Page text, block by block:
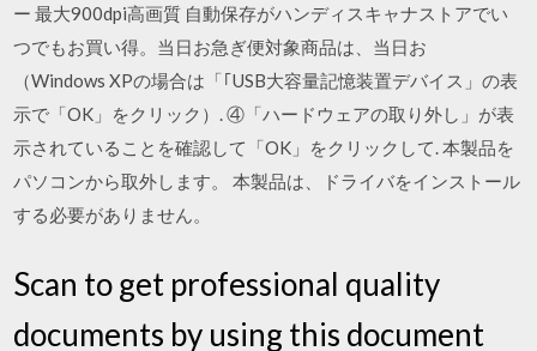
ー 最大900dpi高画質 自動保存がハンディスキャナストアでい
つでもお買い得。当日お急ぎ便対象商品は、当日お
（Windows XPの場合は「｢USB大容量記憶装置デバイス」の表
示で「OK」をクリック）. ④「ハードウェアの取り外し」が表
示されていることを確認して「OK」をクリックして. 本製品を
パソコンから取外します。 本製品は、ドライバをインストール
する必要がありません。
Scan to get professional quality
documents by using this document